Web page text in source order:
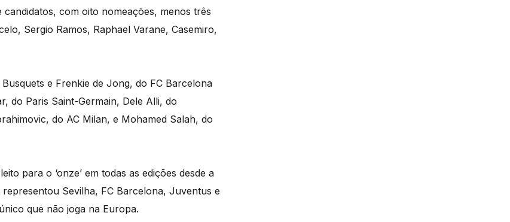
com oito nomeações, menos três
Sergio Ramos, Raphael Varane, Casemiro,
e Frenkie de Jong, do FC Barcelona
do Paris Saint-Germain, Dele Alli, do
do AC Milan, e Mohamed Salah, do
para o ‘onze’ em todas as edições desde a
Sevilha, FC Barcelona, Juventus e
que não joga na Europa.